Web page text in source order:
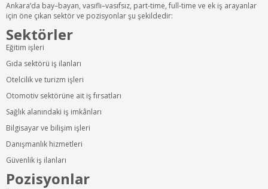
Ankara’da bay–bayan, vasıflı–vasıfsız, part-time, full-time ve ek iş arayanlar
için öne çıkan sektör ve pozisyonlar şu şekildedir:
Sektörler
Eğitim işleri
Gıda sektörü iş ilanları
Otelcilik ve turizm işleri
Otomotiv sektörüne ait iş fırsatları
Sağlık alanındaki iş imkânları
Bilgisayar ve bilişim işleri
Danışmanlık hizmetleri
Güvenlik iş ilanları
Pozisyonlar